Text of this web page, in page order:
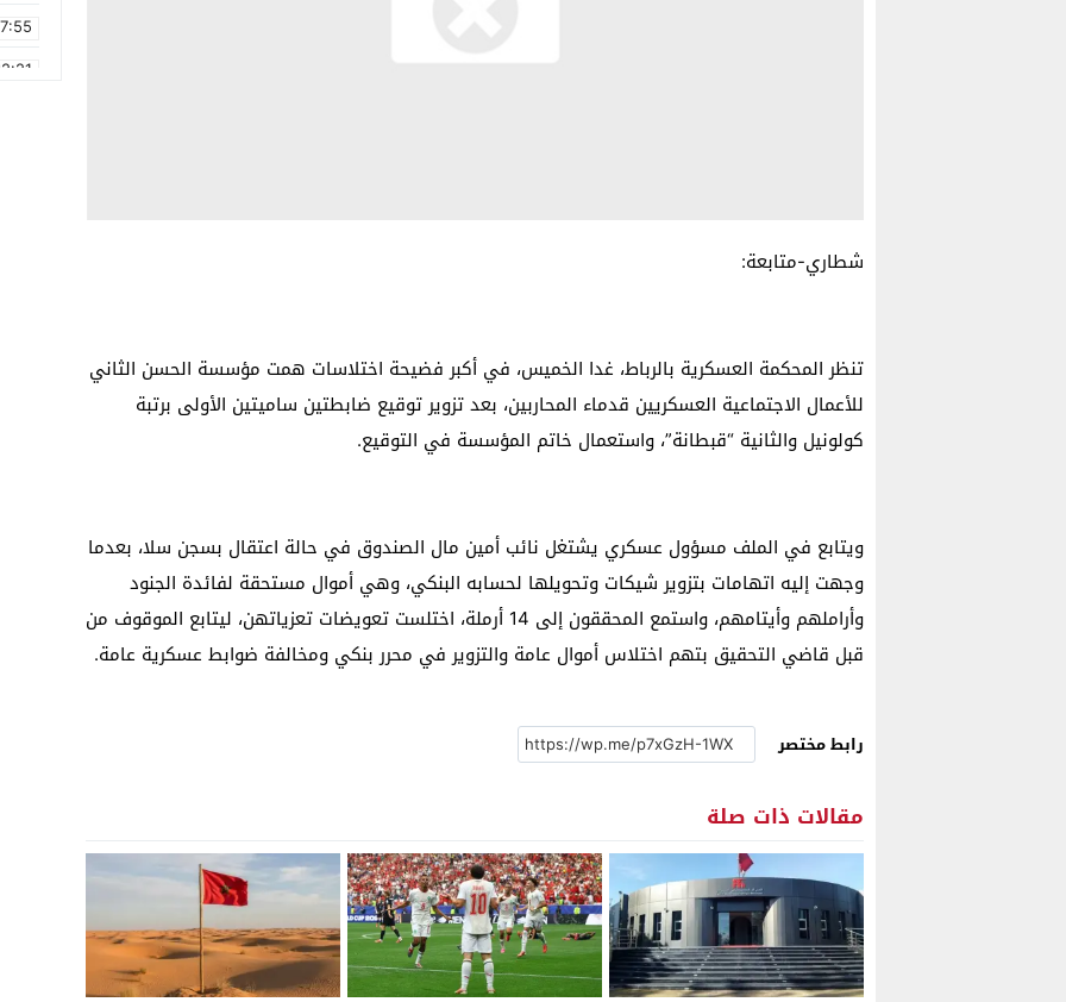
شطاري-متابعة:
تنظر المحكمة العسكرية بالرباط، غدا الخميس، في أكبر فضيحة اختلاسات همت مؤسسة الحسن الثاني
للأعمال الاجتماعية العسكريين قدماء المحاربين، بعد تزوير توقيع ضابطتين ساميتين الأولى برتبة
كولونيل والثانية “قبطانة”، واستعمال خاتم المؤسسة في التوقيع.
ويتابع في الملف مسؤول عسكري يشتغل نائب أمين مال الصندوق في حالة اعتقال بسجن سلا، بعدما
وجهت إليه اتهامات بتزوير شيكات وتحويلها لحسابه البنكي، وهي أموال مستحقة لفائدة الجنود
وأراملهم وأيتامهم، واستمع المحققون إلى 14 أرملة، اختلست تعويضات تعزياتهن، ليتابع الموقوف من
قبل قاضي التحقيق بتهم اختلاس أموال عامة والتزوير في محرر بنكي ومخالفة ضوابط عسكرية عامة.
رابط مختصر
مقالات ذات صلة